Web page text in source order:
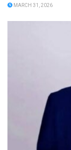
MARCH 31, 2026